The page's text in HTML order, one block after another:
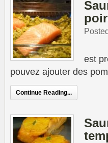
est
pouvez ajouter des
Continue Reading...